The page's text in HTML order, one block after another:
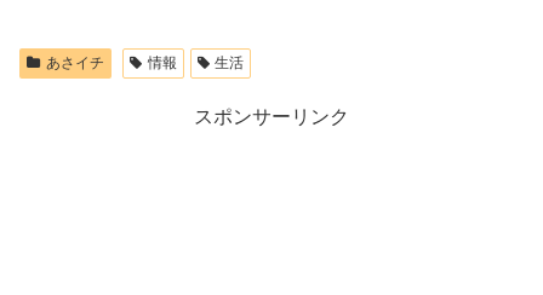
あさイチ 情報 生活
スポンサーリンク